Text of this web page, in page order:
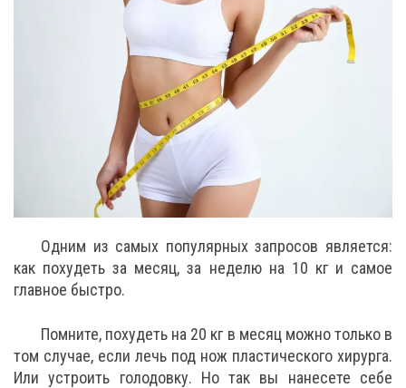
Одним из самых популярных запросов является:
как похудеть за месяц, за неделю на 10 кг и самое
главное быстро.
Помните, похудеть на 20 кг в месяц можно только в
том случае, если лечь под нож пластического хирурга.
Или устроить голодовку. Но так вы нанесете себе